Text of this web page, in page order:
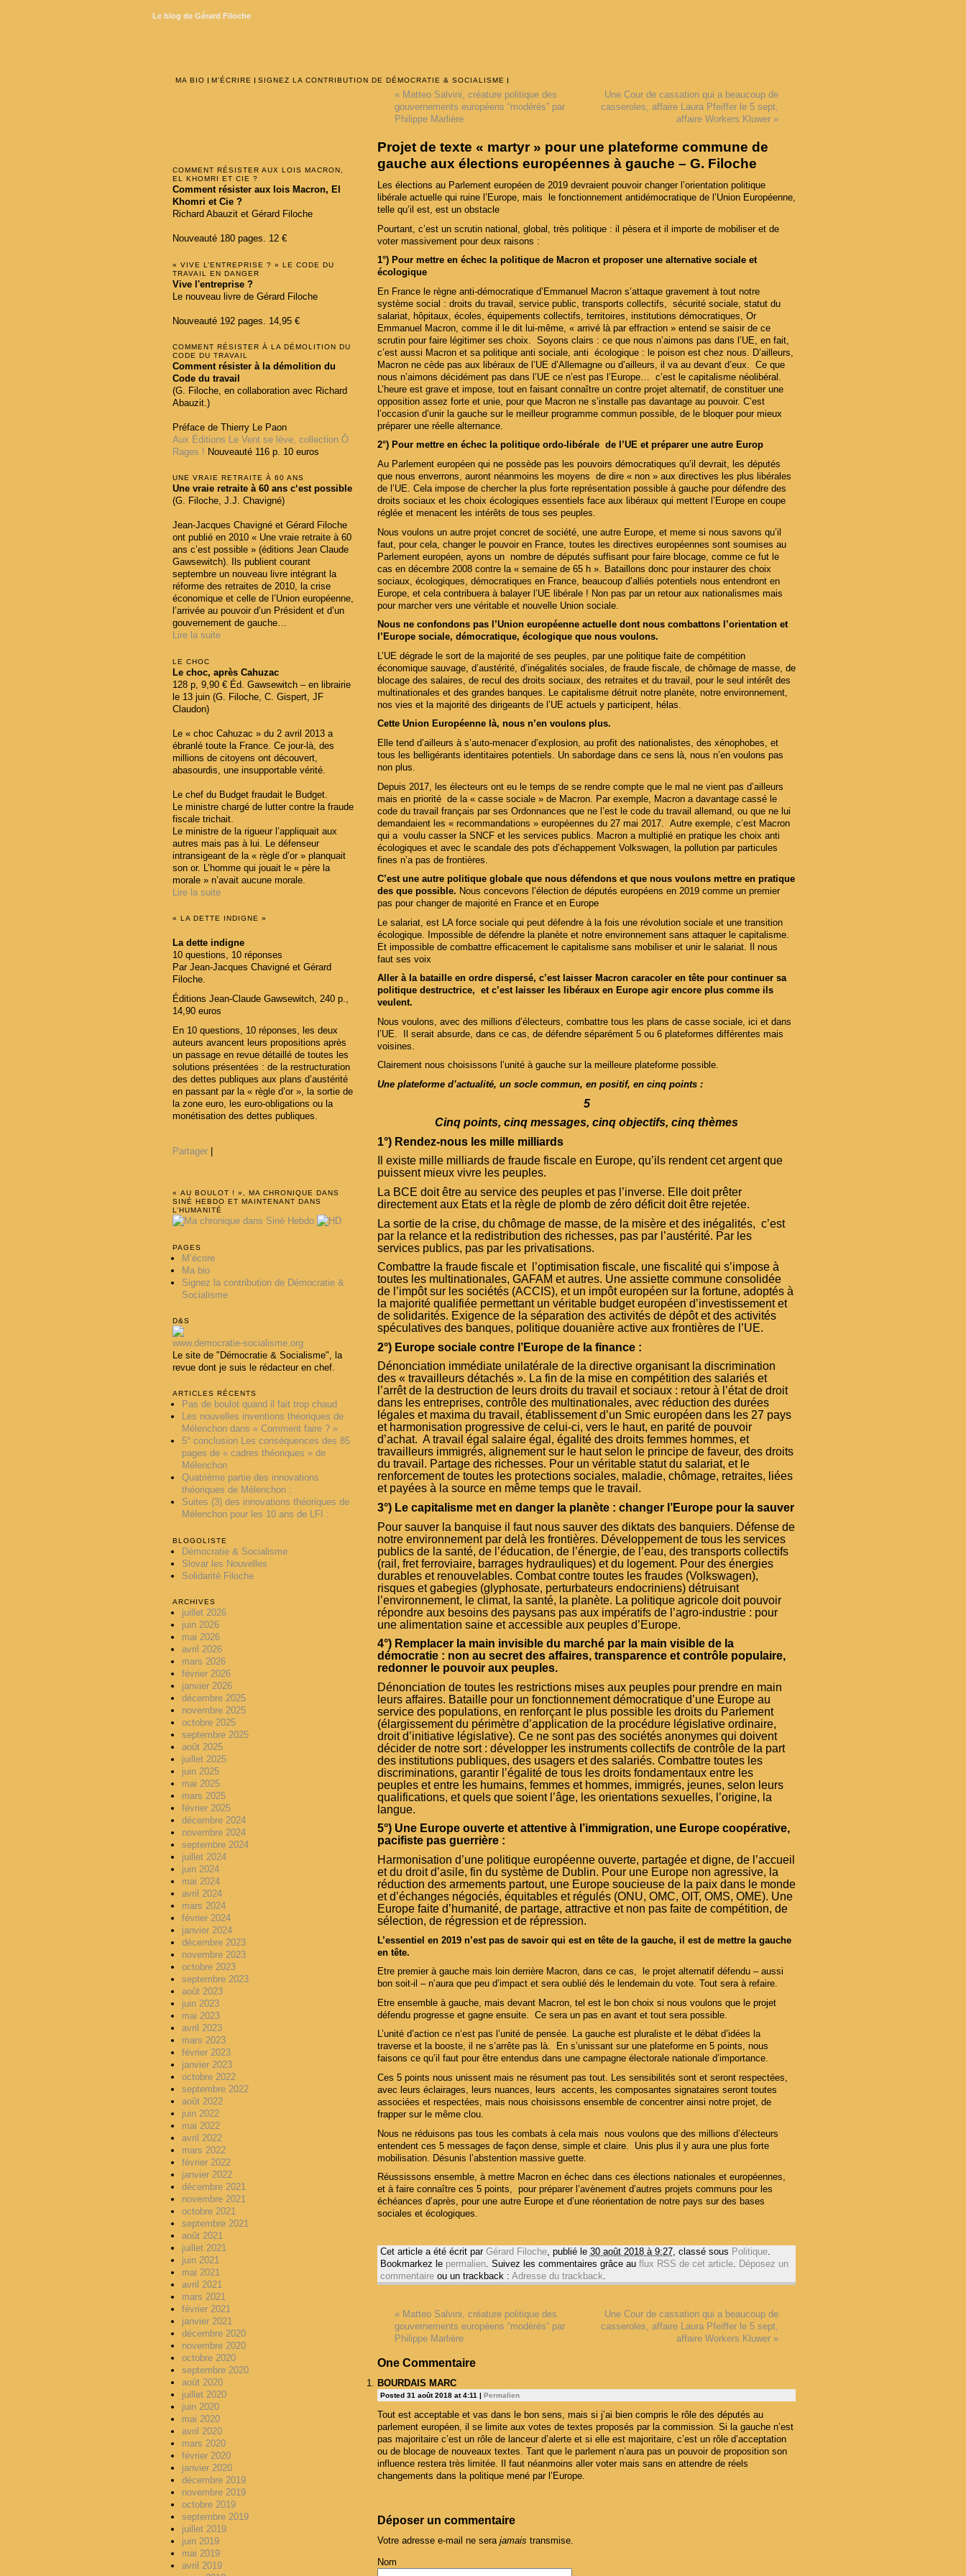
Le blog de Gérard Filoche
MA BIO M’ÉCRIRE SIGNEZ LA CONTRIBUTION DE DÉMOCRATIE & SOCIALISME
«Matteo Salvini, créature politique des
gouvernements européens “modérés” par
Philippe Marlière
Une Cour de cassation qui a beaucoup de
casseroles, affaire Laura Pfeiffer le 5 sept,
affaire Workers Kluwer »
Projet de texte « martyr » pour une plateforme commune de
gauche aux élections européennes à gauche – G. Filoche
Les élections au Parlement européen de 2019 devraient pouvoir changer l’orientation politique
libérale actuelle qui ruine l’Europe, mais le fonctionnement antidémocratique de l’Union Européenne,
telle qu’il est, est un obstacle
Pourtant, c’est un scrutin national, global, très politique : il pèsera et il importe de mobiliser et de
voter massivement pour deux raisons :
1°) Pour mettre en échec la politique de Macron et proposer une alternative sociale et
écologique
En France le règne anti-démocratique d’Emmanuel Macron s’attaque gravement à tout notre
système social : droits du travail, service public, transports collectifs, sécurité sociale, statut du
salariat, hôpitaux, écoles, équipements collectifs, territoires, institutions démocratiques, Or
Emmanuel Macron, comme il le dit lui-même, « arrivé là par effraction » entend se saisir de ce
scrutin pour faire légitimer ses choix. Soyons clairs : ce que nous n’aimons pas dans l’UE, en fait,
c’est aussi Macron et sa politique anti sociale, anti écologique : le poison est chez nous. D’ailleurs,
Macron ne cède pas aux libéraux de l’UE d’Allemagne ou d’ailleurs, il va au devant d’eux. Ce que
nous n’aimons décidément pas dans l’UE ce n’est pas l’Europe… c’est le capitalisme néolibéral.
L’heure est grave et impose, tout en faisant connaître un contre projet alternatif, de constituer une
opposition assez forte et unie, pour que Macron ne s’installe pas davantage au pouvoir. C’est
l’occasion d’unir la gauche sur le meilleur programme commun possible, de le bloquer pour mieux
préparer une réelle alternance.
2°) Pour mettre en échec la politique ordo-libérale de l’UE et préparer une autre Europ
Au Parlement européen qui ne possède pas les pouvoirs démocratiques qu’il devrait, les députés
que nous enverrons, auront néanmoins les moyens de dire « non » aux directives les plus libérales
de l’UE. Cela impose de chercher la plus forte représentation possible à gauche pour défendre des
droits sociaux et les choix écologiques essentiels face aux libéraux qui mettent l’Europe en coupe
réglée et menacent les intérêts de tous ses peuples.
Nous voulons un autre projet concret de société, une autre Europe, et meme si nous savons qu’il
faut, pour cela, changer le pouvoir en France, toutes les directives européennes sont soumises au
Parlement européen, ayons un nombre de députés suffisant pour faire blocage, comme ce fut le
cas en décembre 2008 contre la « semaine de 65 h ». Bataillons donc pour instaurer des choix
sociaux, écologiques, démocratiques en France, beaucoup d’alliés potentiels nous entendront en
Europe, et cela contribuera à balayer l’UE libérale ! Non pas par un retour aux nationalismes mais
pour marcher vers une véritable et nouvelle Union sociale.
Nous ne confondons pas l’Union européenne actuelle dont nous combattons l’orientation et
l’Europe sociale, démocratique, écologique que nous voulons.
L’UE dégrade le sort de la majorité de ses peuples, par une politique faite de compétition
économique sauvage, d’austérité, d’inégalités sociales, de fraude fiscale, de chômage de masse, de
blocage des salaires, de recul des droits sociaux, des retraites et du travail, pour le seul intérêt des
multinationales et des grandes banques. Le capitalisme détruit notre planète, notre environnement,
nos vies et la majorité des dirigeants de l’UE actuels y participent, hélas.
Cette Union Européenne là, nous n’en voulons plus.
Elle tend d’ailleurs à s’auto-menacer d’explosion, au profit des nationalistes, des xénophobes, et
tous les belligérants identitaires potentiels. Un sabordage dans ce sens là, nous n’en voulons pas
non plus.
Depuis 2017, les électeurs ont eu le temps de se rendre compte que le mal ne vient pas d’ailleurs
mais en priorité de la « casse sociale » de Macron. Par exemple, Macron a davantage cassé le
code du travail français par ses Ordonnances que ne l’est le code du travail allemand, ou que ne lui
demandaient les « recommandations » européennes du 27 mai 2017. Autre exemple, c’est Macron
qui a voulu casser la SNCF et les services publics. Macron a multiplié en pratique les choix anti
écologiques et avec le scandale des pots d’échappement Volkswagen, la pollution par particules
fines n’a pas de frontières.
C’est une autre politique globale que nous défendons et que nous voulons mettre en pratique
des que possible. Nous concevons l’élection de députés européens en 2019 comme un premier
pas pour changer de majorité en France et en Europe
Le salariat, est LA force sociale qui peut défendre à la fois une révolution sociale et une transition
écologique. Impossible de défendre la planète et notre environnement sans attaquer le capitalisme.
Et impossible de combattre efficacement le capitalisme sans mobiliser et unir le salariat. Il nous
faut ses voix
Aller à la bataille en ordre dispersé, c’est laisser Macron caracoler en tête pour continuer sa
politique destructrice, et c’est laisser les libéraux en Europe agir encore plus comme ils
veulent.
Nous voulons, avec des millions d’électeurs, combattre tous les plans de casse sociale, ici et dans
l’UE. Il serait absurde, dans ce cas, de défendre séparément 5 ou 6 plateformes différentes mais
voisines.
Clairement nous choisissons l’unité à gauche sur la meilleure plateforme possible.
Une plateforme d’actualité, un socle commun, en positif, en cinq points :
5
Cinq points, cinq messages, cinq objectifs, cinq thèmes
1°) Rendez-nous les mille milliards
Il existe mille milliards de fraude fiscale en Europe, qu’ils rendent cet argent que
puissent mieux vivre les peuples.
La BCE doit être au service des peuples et pas l’inverse. Elle doit prêter
directement aux Etats et la règle de plomb de zéro déficit doit être rejetée.
La sortie de la crise, du chômage de masse, de la misère et des inégalités, c’est
par la relance et la redistribution des richesses, pas par l’austérité. Par les
services publics, pas par les privatisations.
Combattre la fraude fiscale et l’optimisation fiscale, une fiscalité qui s’impose à
toutes les multinationales, GAFAM et autres. Une assiette commune consolidée
de l’impôt sur les sociétés (ACCIS), et un impôt européen sur la fortune, adoptés à
la majorité qualifiée permettant un véritable budget européen d’investissement et
de solidarités. Exigence de la séparation des activités de dépôt et des activités
spéculatives des banques, politique douanière active aux frontières de l’UE.
2°) Europe sociale contre l’Europe de la finance :
Dénonciation immédiate unilatérale de la directive organisant la discrimination
des « travailleurs détachés ». La fin de la mise en compétition des salariés et
l’arrêt de la destruction de leurs droits du travail et sociaux : retour à l’état de droit
dans les entreprises, contrôle des multinationales, avec réduction des durées
légales et maxima du travail, établissement d’un Smic européen dans les 27 pays
et harmonisation progressive de celui-ci, vers le haut, en parité de pouvoir
d’achat. A travail égal salaire égal, égalité des droits femmes hommes, et
travailleurs immigrés, alignement sur le haut selon le principe de faveur, des droits
du travail. Partage des richesses. Pour un véritable statut du salariat, et le
renforcement de toutes les protections sociales, maladie, chômage, retraites, liées
et payées à la source en même temps que le travail.
3°) Le capitalisme met en danger la planète : changer l’Europe pour la sauver
Pour sauver la banquise il faut nous sauver des diktats des banquiers. Défense de
notre environnement par delà les frontières. Développement de tous les services
publics de la santé, de l’éducation, de l’énergie, de l’eau, des transports collectifs
(rail, fret ferroviaire, barrages hydrauliques) et du logement. Pour des énergies
durables et renouvelables. Combat contre toutes les fraudes (Volkswagen),
risques et gabegies (glyphosate, perturbateurs endocriniens) détruisant
l’environnement, le climat, la santé, la planète. La politique agricole doit pouvoir
répondre aux besoins des paysans pas aux impératifs de l’agro-industrie : pour
une alimentation saine et accessible aux peuples d’Europe.
4°) Remplacer la main invisible du marché par la main visible de la
démocratie : non au secret des affaires, transparence et contrôle populaire,
redonner le pouvoir aux peuples.
Dénonciation de toutes les restrictions mises aux peuples pour prendre en main
leurs affaires. Bataille pour un fonctionnement démocratique d’une Europe au
service des populations, en renforçant le plus possible les droits du Parlement
(élargissement du périmètre d’application de la procédure législative ordinaire,
droit d’initiative législative). Ce ne sont pas des sociétés anonymes qui doivent
décider de notre sort : développer les instruments collectifs de contrôle de la part
des institutions publiques, des usagers et des salariés. Combattre toutes les
discriminations, garantir l’égalité de tous les droits fondamentaux entre les
peuples et entre les humains, femmes et hommes, immigrés, jeunes, selon leurs
qualifications, et quels que soient l’âge, les orientations sexuelles, l’origine, la
langue.
5°) Une Europe ouverte et attentive à l’immigration, une Europe coopérative,
pacifiste pas guerrière :
Harmonisation d’une politique européenne ouverte, partagée et digne, de l’accueil
et du droit d’asile, fin du système de Dublin. Pour une Europe non agressive, la
réduction des armements partout, une Europe soucieuse de la paix dans le monde
et d’échanges négociés, équitables et régulés (ONU, OMC, OIT, OMS, OME). Une
Europe faite d’humanité, de partage, attractive et non pas faite de compétition, de
sélection, de régression et de répression.
L’essentiel en 2019 n’est pas de savoir qui est en tête de la gauche, il est de mettre la gauche
en tête.
Etre premier à gauche mais loin derrière Macron, dans ce cas, le projet alternatif défendu – aussi
bon soit-il – n’aura que peu d’impact et sera oublié dés le lendemain du vote. Tout sera à refaire.
Etre ensemble à gauche, mais devant Macron, tel est le bon choix si nous voulons que le projet
défendu progresse et gagne ensuite. Ce sera un pas en avant et tout sera possible.
L’unité d’action ce n’est pas l’unité de pensée. La gauche est pluraliste et le débat d’idées la
traverse et la booste, il ne s’arrête pas là. En s’unissant sur une plateforme en 5 points, nous
faisons ce qu’il faut pour être entendus dans une campagne électorale nationale d’importance.
Ces 5 points nous unissent mais ne résument pas tout. Les sensibilités sont et seront respectées,
avec leurs éclairages, leurs nuances, leurs accents, les composantes signataires seront toutes
associées et respectées, mais nous choisissons ensemble de concentrer ainsi notre projet, de
frapper sur le même clou.
Nous ne réduisons pas tous les combats à cela mais nous voulons que des millions d’électeurs
entendent ces 5 messages de façon dense, simple et claire. Unis plus il y aura une plus forte
mobilisation. Désunis l’abstention massive guette.
Réussissons ensemble, à mettre Macron en échec dans ces élections nationales et européennes,
et à faire connaître ces 5 points, pour préparer l’avènement d’autres projets communs pour les
échéances d’après, pour une autre Europe et d’une réorientation de notre pays sur des bases
sociales et écologiques.
Cet article a été écrit par Gérard Filoche, publié le 30 août 2018 à 9:27, classé sous Politique.
Bookmarkez le permalien. Suivez les commentaires grâce au flux RSS de cet article. Déposez un
commentaireou un trackback : Adresse du trackback.
«Matteo Salvini, créature politique des
gouvernements européens “modérés” par
Philippe Marlière
Une Cour de cassation qui a beaucoup de
casseroles, affaire Laura Pfeiffer le 5 sept,
affaire Workers Kluwer »
OneCommentaire
BOURDAIS MARC
Posted 31 août 2018 at 4:11 | Permalien
Tout est acceptable et vas dans le bon sens, mais si j’ai bien compris le rôle des députés au
parlement européen, il se limite aux votes de textes proposés par la commission. Si la gauche n’est
pas majoritaire c’est un rôle de lanceur d’alerte et si elle est majoritaire, c’est un rôle d’acceptation
ou de blocage de nouveaux textes. Tant que le parlement n’aura pas un pouvoir de proposition son
influence restera très limitée. Il faut néanmoins aller voter mais sans en attendre de réels
changements dans la politique mené par l’Europe.
Déposer un commentaire
Votre adresse e-mail ne sera jamais transmise.
Nom
COMMENT RÉSISTER AUX LOIS MACRON,
EL KHOMRI ET CIE ?
Comment résister aux lois Macron, El
Khomri et Cie ?
Richard Abauzit et Gérard Filoche
Nouveauté 180 pages. 12 €
« VIVE L’ENTREPRISE ? » LE CODE DU
TRAVAIL EN DANGER
Vive l'entreprise ?
Le nouveau livre de Gérard Filoche
Nouveauté 192 pages. 14,95 €
COMMENT RÉSISTER À LA DÉMOLITION DU
CODE DU TRAVAIL
Comment résister à la démolition du
Code du travail
(G. Filoche, en collaboration avec Richard
Abauzit.)
Préface de Thierry Le Paon
Aux Éditions Le Vent se lève, collection Ô
Rages ! Nouveauté 116 p. 10 euros
UNE VRAIE RETRAITE À 60 ANS
Une vraie retraite à 60 ans c‘est possible
(G. Filoche, J.J. Chavigné)
Jean-Jacques Chavigné et Gérard Filoche
ont publié en 2010 « Une vraie retraite à 60
ans c’est possible » (éditions Jean Claude
Gawsewitch). Ils publient courant
septembre un nouveau livre intégrant la
réforme des retraites de 2010, la crise
économique et celle de l’Union européenne,
l’arrivée au pouvoir d’un Président et d’un
gouvernement de gauche…
Lire la suite
LE CHOC
Le choc, après Cahuzac
128 p, 9,90 € Éd. Gawsewitch – en librairie
le 13 juin (G. Filoche, C. Gispert, JF
Claudon)
Le « choc Cahuzac » du 2 avril 2013 a
ébranlé toute la France. Ce jour-là, des
millions de citoyens ont découvert,
abasourdis, une insupportable vérité.
Le chef du Budget fraudait le Budget.
Le ministre chargé de lutter contre la fraude
fiscale trichait.
Le ministre de la rigueur l’appliquait aux
autres mais pas à lui. Le défenseur
intransigeant de la « règle d’or » planquait
son or. L’homme qui jouait le « père la
morale » n’avait aucune morale.
Lire la suite
« LA DETTE INDIGNE »
La dette indigne
10 questions, 10 réponses
Par Jean-Jacques Chavigné et Gérard
Filoche.
Éditions Jean-Claude Gawsewitch, 240 p.,
14,90 euros
En 10 questions, 10 réponses, les deux
auteurs avancent leurs propositions après
un passage en revue détaillé de toutes les
solutions présentées : de la restructuration
des dettes publiques aux plans d’austérité
en passant par la « règle d’or », la sortie de
la zone euro, les euro-obligations ou la
monétisation des dettes publiques.
Partager |
« AU BOULOT ! », MA CHRONIQUE DANS
SINÉ HEBDO ET MAINTENANT DANS
L’HUMANITÉ
PAGES
M’écrire
Ma bio
Signez la contribution de Démocratie &
Socialisme
D&S
www.democratie-socialisme.org
Le site de "Démocratie & Socialisme", la
revue dont je suis le rédacteur en chef.
ARTICLES RÉCENTS
Pas de boulot quand il fait trop chaud
Les nouvelles inventions théoriques de
Mélenchon dans « Comment faire ? »
5° conclusion Les conséquences des 85
pages de « cadres théoriques » de
Mélenchon
Quatrième partie des innovations
théoriques de Mélenchon :
Suites (3) des innovations théoriques de
Mélenchon pour les 10 ans de LFI :
BLOGOLISTE
Démocratie & Socialisme
Slovar les Nouvelles
Solidarité Filoche
ARCHIVES
juillet 2026
juin 2026
mai 2026
avril 2026
mars 2026
février 2026
janvier 2026
décembre 2025
novembre 2025
octobre 2025
septembre 2025
août 2025
juillet 2025
juin 2025
mai 2025
mars 2025
février 2025
décembre 2024
novembre 2024
septembre 2024
juillet 2024
juin 2024
mai 2024
avril 2024
mars 2024
février 2024
janvier 2024
décembre 2023
novembre 2023
octobre 2023
septembre 2023
août 2023
juin 2023
mai 2023
avril 2023
mars 2023
février 2023
janvier 2023
octobre 2022
septembre 2022
août 2022
juin 2022
mai 2022
avril 2022
mars 2022
février 2022
janvier 2022
décembre 2021
novembre 2021
octobre 2021
septembre 2021
août 2021
juillet 2021
juin 2021
mai 2021
avril 2021
mars 2021
février 2021
janvier 2021
décembre 2020
novembre 2020
octobre 2020
septembre 2020
août 2020
juillet 2020
juin 2020
mai 2020
avril 2020
mars 2020
février 2020
janvier 2020
décembre 2019
novembre 2019
octobre 2019
septembre 2019
juillet 2019
juin 2019
mai 2019
avril 2019